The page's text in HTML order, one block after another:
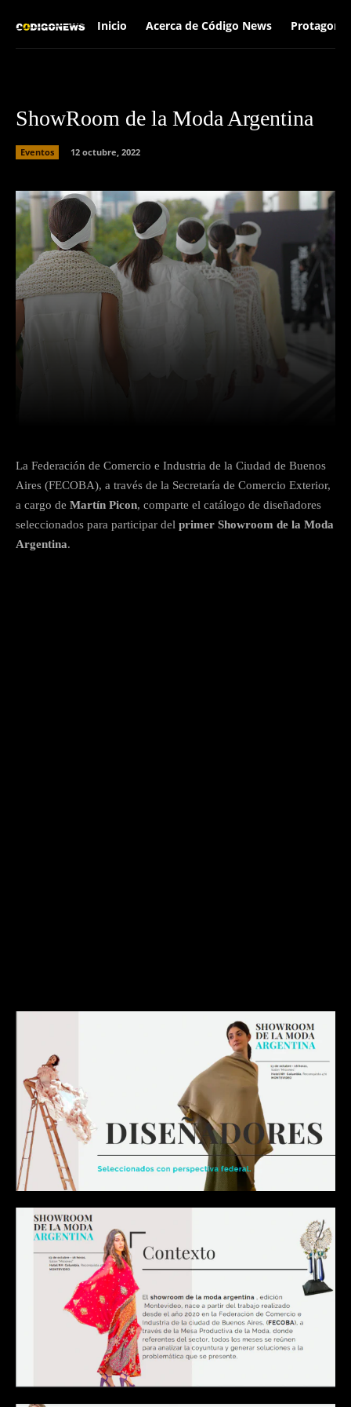
Inicio Acerca de Código News
ShowRoom de la Moda Argentina
Eventos 12 octubre, 2022
La Federación de Comercio e Industria de la Ciudad de Buenos
Aires (FECOBA), a través de la Secretaría de Comercio Exterior,
a cargo de Martín Picon, comparte el catálogo de diseñadores
seleccionados para participar del primer Showroom de la Moda
Argentina.